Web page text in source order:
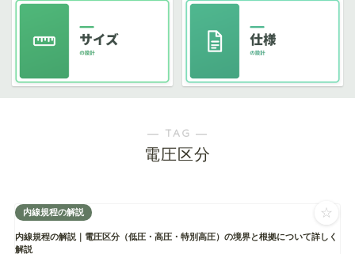
― TAG ―
電圧区分
内線規程の解説
内線規程の解説｜電圧区分（低圧・高圧・特別高圧）の境界と根拠について詳しく
解説
☆